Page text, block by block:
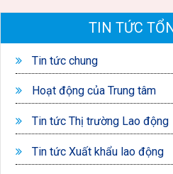
TIN TỨC
Tin tức chung
Hoạt động của Trung tâm
Tin tức Thị trường Lao động
Tin tức Xuất khẩu lao động